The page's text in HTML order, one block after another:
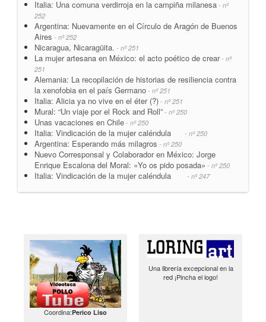
Italia: Una comuna verdirroja en la campiña milanesa - nº
252
Argentina: Nuevamente en el Círculo de Aragón de Buenos
Aires - nº 252
Nicaragua, Nicaragüita. - nº 251
La mujer artesana en México: el acto poético de crear- nº
251
Alemania: La recopilación de historias de resiliencia contra
la xenofobia en el país Germano - nº 251
Italia: Alicia ya no vive en el éter (?) - nº 251
Mural: “Un viaje por el Rock and Roll” - nº 250
Unas vacaciones en Chile - nº 250
Italia: Vindicación de la mujer caléndula - nº 250
Argentina: Esperando más milagros - nº 250
Nuevo Corresponsal y Colaborador en México: Jorge
Enrique Escalona del Moral: «Yo os pido posada» - nº 250
Italia: Vindicación de la mujer caléndula - nº 247
Coordina:Perico Liso
Una librería excepcional en la
red ¡Pincha el logo!